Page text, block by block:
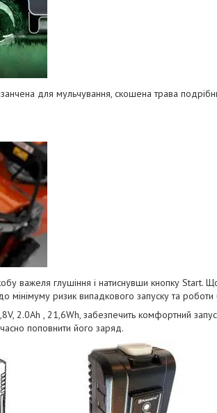
для мульчування, скошена трава
важеля глушіння і натиснувши кнопку Start.
мінімуму ризик випадкового запуску та роботи
2.0Ah , 21,6Wh, забезпечить комфортний
поповнити його заряд.